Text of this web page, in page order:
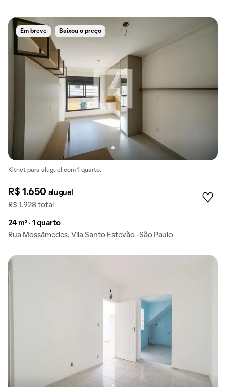
Em breve Baixou o preço
Kitnet para aluguel com 1 quarto.
R$ 1.650 aluguel
R$ 1.928 total
24 m² · 1 quarto
Rua Mossâmedes, Vila Santo Estevão · São Paulo